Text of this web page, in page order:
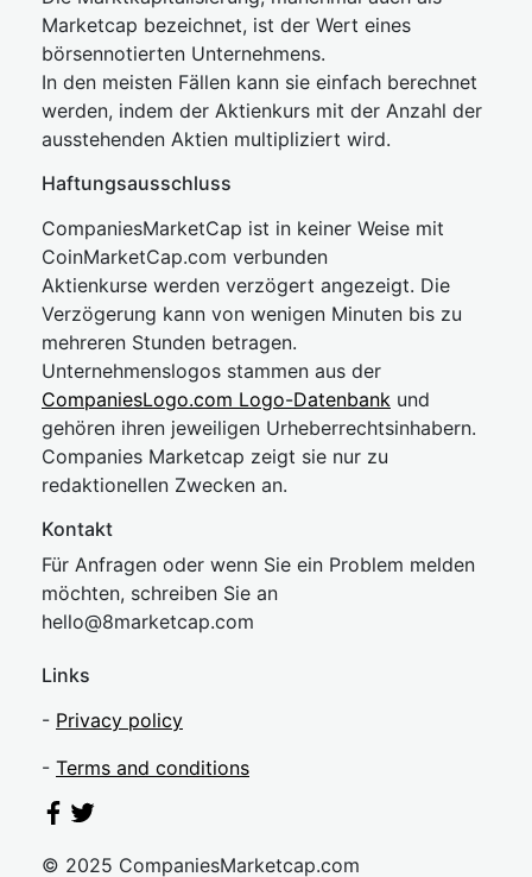
Marketcap bezeichnet, ist der Wert eines
börsennotierten Unternehmens.
In den meisten Fällen kann sie einfach berechnet
werden, indem der Aktienkurs mit der Anzahl der
ausstehenden Aktien multipliziert wird.
Haftungsausschluss
CompaniesMarketCap ist in keiner Weise mit
CoinMarketCap.com verbunden
Aktienkurse werden verzögert angezeigt. Die
Verzögerung kann von wenigen Minuten bis zu
mehreren Stunden betragen.
Unternehmenslogos stammen aus der
CompaniesLogo.com Logo-Datenbank und
gehören ihren jeweiligen Urheberrechtsinhabern.
Companies Marketcap zeigt sie nur zu
redaktionellen Zwecken an.
Kontakt
Für Anfragen oder wenn Sie ein Problem melden
möchten, schreiben Sie an
hello@8marketcap.com
Links
- Privacy policy
- Terms and conditions
© 2025 CompaniesMarketcap.com